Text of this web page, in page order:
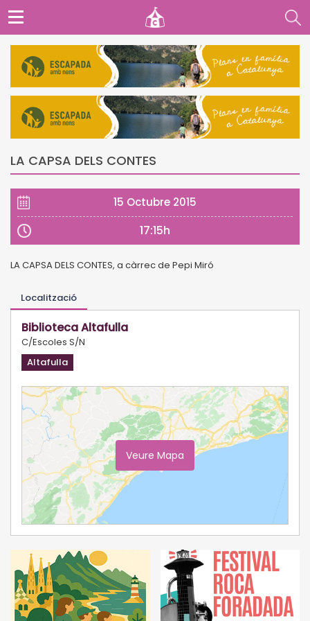
LA CAPSA DELS CONTES
15 Octubre 2015
17:15h
LA CAPSA DELS CONTES, a càrrec de Pepi Miró
Localització
Biblioteca Altafulla
C/Escoles S/N
Altafulla
Veure Mapa